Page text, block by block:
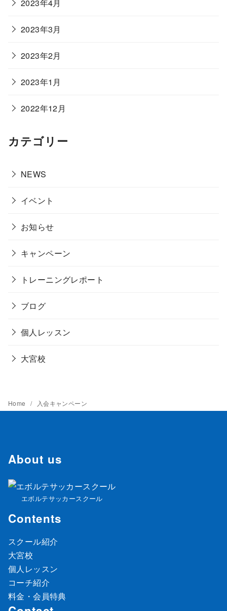
2023年4月
2023年3月
2023年2月
2023年1月
2022年12月
カテゴリー
NEWS
イベント
お知らせ
キャンペーン
トレーニングレポート
ブログ
個人レッスン
大宮校
Home 入会キャンペーン
About us
エボルテサッカースクール
Contents
スクール紹介
大宮校
個人レッスン
コーチ紹介
料金・会員特典